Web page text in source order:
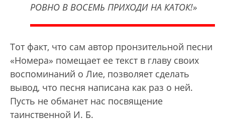
РОВНО В ВОСЕМЬ ПРИХОДИ НА КАТОК!»
Тот факт, что сам автор пронзительной песни
«Номера» помещает ее текст в главу своих
воспоминаний о Лие, позволяет сделать
вывод, что песня написана как раз о ней.
Пусть не обманет нас посвящение
таинственной И. Б.